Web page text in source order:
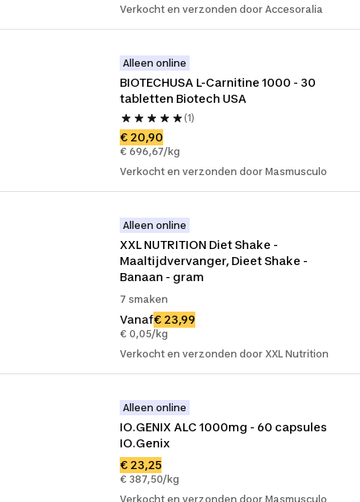
Verkocht en verzonden door Accesoralia
Alleen online
BIOTECHUSA L-Carnitine 1000 - 30
tabletten Biotech USA
(1)
€ 20,90
€ 696,67/kg
Verkocht en verzonden door Masmusculo
Alleen online
XXL NUTRITION Diet Shake -
Maaltijdvervanger, Dieet Shake -
Banaan - gram
7 smaken
Vanaf€ 23,99
€ 0,05/kg
Verkocht en verzonden door XXL Nutrition
Alleen online
IO.GENIX ALC 1000mg - 60 capsules
IO.Genix
€ 23,25
€ 387,50/kg
Verkocht en verzonden door Masmusculo